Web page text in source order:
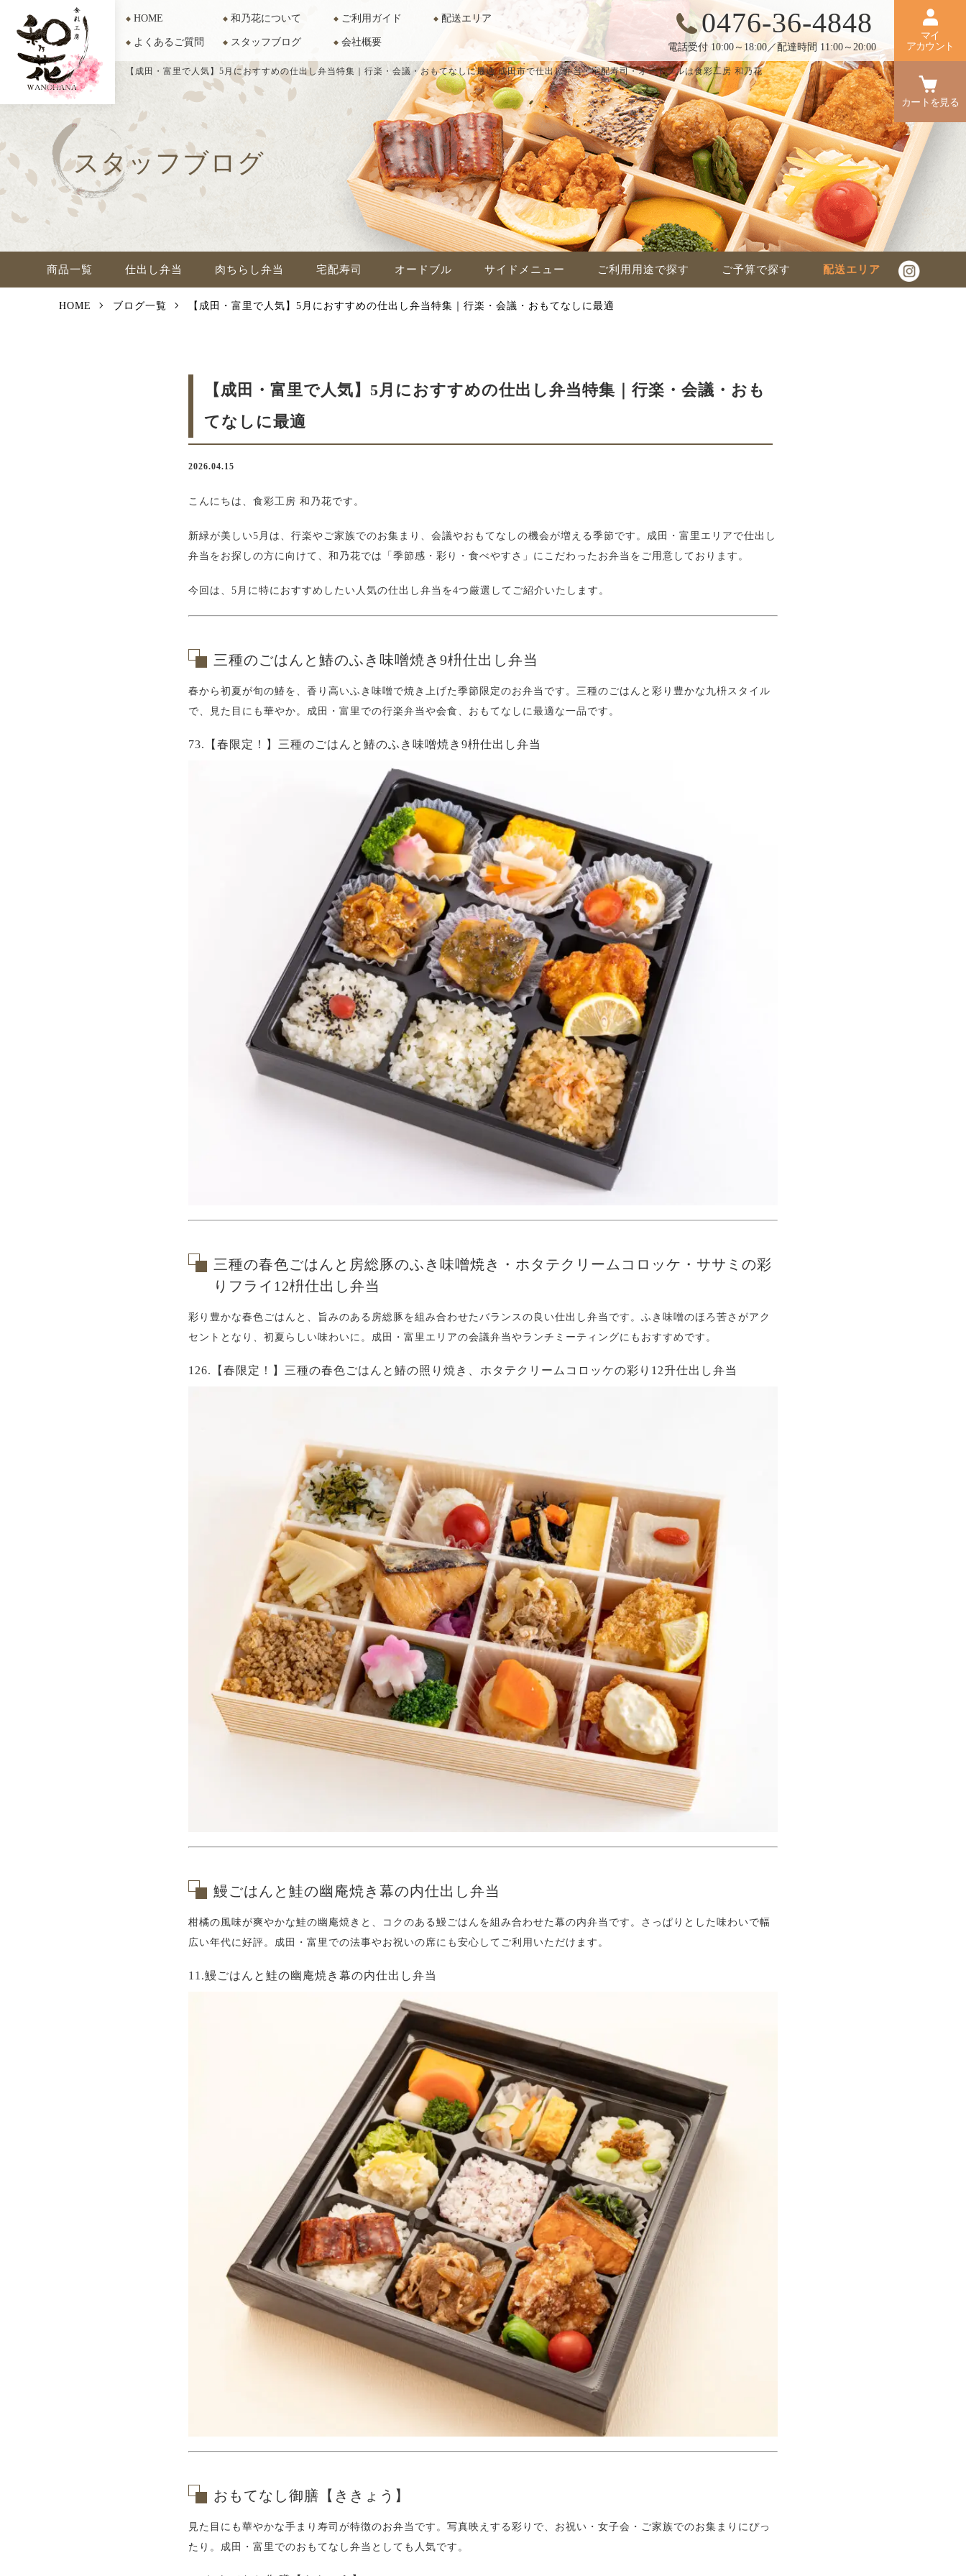
【成田・富里で人気】5月におすすめの仕出し弁当特集｜行楽・会議・おもてなしに最適成田市で仕出し弁当・宅配寿司・オードブルは食彩工房 和乃花
HOME 和乃花について ご利用ガイド 配送エリア
よくあるご質問 スタッフブログ 会社概要
0476-36-4848
電話受付 10:00～18:00／配達時間 11:00～20:00
マイ
アカウント
カートを見る
スタッフブログ
商品一覧 仕出し弁当 肉ちらし弁当 宅配寿司 オードブル サイドメニュー ご利用用途で探す ご予算で探す 配送エリア
HOME ブログ一覧 【成田・富里で人気】5月におすすめの仕出し弁当特集｜行楽・会議・おもてなしに最適
【成田・富里で人気】5月におすすめの仕出し弁当特集｜行楽・会議・おも
てなしに最適
2026.04.15
こんにちは、食彩工房 和乃花です。
新緑が美しい5月は、行楽やご家族でのお集まり、会議やおもてなしの機会が増える季節です。成田・富里エリアで仕出し
弁当をお探しの方に向けて、和乃花では「季節感・彩り・食べやすさ」にこだわったお弁当をご用意しております。
今回は、5月に特におすすめしたい人気の仕出し弁当を4つ厳選してご紹介いたします。
三種のごはんと鰆のふき味噌焼き9枡仕出し弁当
春から初夏が旬の鰆を、香り高いふき味噌で焼き上げた季節限定のお弁当です。三種のごはんと彩り豊かな九枡スタイル
で、見た目にも華やか。成田・富里での行楽弁当や会食、おもてなしに最適な一品です。
73.【春限定！】三種のごはんと鰆のふき味噌焼き9枡仕出し弁当
三種の春色ごはんと房総豚のふき味噌焼き・ホタテクリームコロッケ・ササミの彩
りフライ12枡仕出し弁当
彩り豊かな春色ごはんと、旨みのある房総豚を組み合わせたバランスの良い仕出し弁当です。ふき味噌のほろ苦さがアク
セントとなり、初夏らしい味わいに。成田・富里エリアの会議弁当やランチミーティングにもおすすめです。
126.【春限定！】三種の春色ごはんと鰆の照り焼き、ホタテクリームコロッケの彩り12升仕出し弁当
鰻ごはんと鮭の幽庵焼き幕の内仕出し弁当
柑橘の風味が爽やかな鮭の幽庵焼きと、コクのある鰻ごはんを組み合わせた幕の内弁当です。さっぱりとした味わいで幅
広い年代に好評。成田・富里での法事やお祝いの席にも安心してご利用いただけます。
11.鰻ごはんと鮭の幽庵焼き幕の内仕出し弁当
おもてなし御膳【ききょう】
見た目にも華やかな手まり寿司が特徴のお弁当です。写真映えする彩りで、お祝い・女子会・ご家族でのお集まりにぴっ
たり。成田・富里でのおもてなし弁当としても人気です。